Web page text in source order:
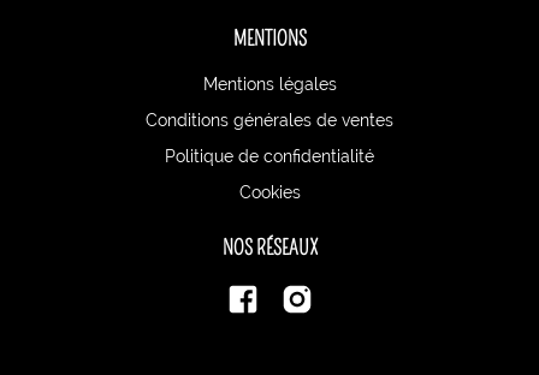
MENTIONS
Mentions légales
Conditions générales de ventes
Politique de confidentialité
Cookies
NOS RÉSEAUX